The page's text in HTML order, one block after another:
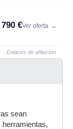
790 €Ver oferta →
Enlaces de afiliación
sean